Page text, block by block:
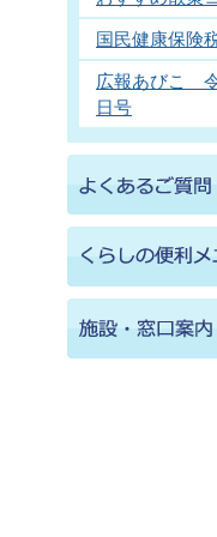
国民健康保険
広報あびこ
日号